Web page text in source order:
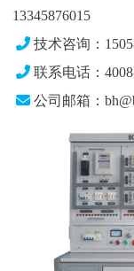
13345876015
技术咨询：
联系电话：
公司邮箱：